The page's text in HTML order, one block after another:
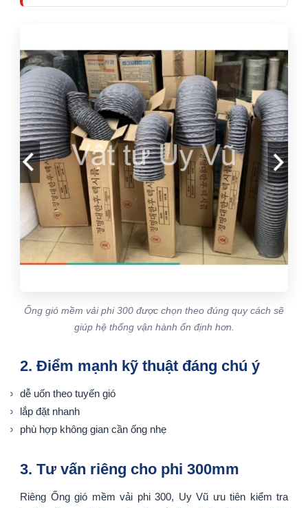
Ống gió mềm vải phi 300 được chọn theo đúng quy cách sẽ
giúp hệ thống vận hành ổn định hơn.
2. Điểm mạnh kỹ thuật đáng chú ý
dễ uốn theo tuyến gió
lắp đặt nhanh
phù hợp không gian cần ống nhẹ
3. Tư vấn riêng cho phi 300mm
Riêng Ống gió mềm vải phi 300, Uy Vũ ưu tiên kiểm tra